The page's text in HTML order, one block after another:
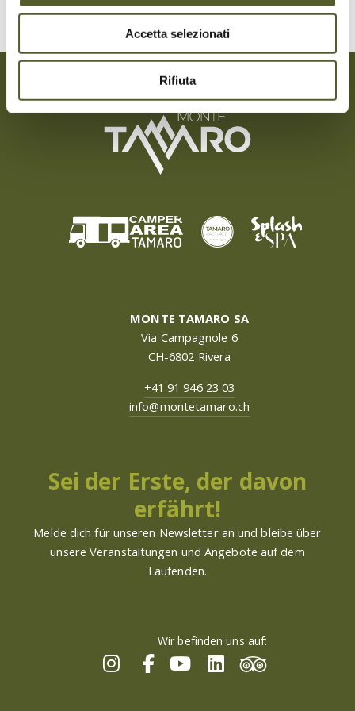
Accetta selezionati
Rifiuta
MONTE TAMARO SA
Via Campagnole 6
CH-6802 Rivera
+41 91 946 23 03
info@montetamaro.ch
Sei der Erste, der davon
erfährt!
Melde dich für unseren Newsletter an und bleibe über
unsere Veranstaltungen und Angebote auf dem
Laufenden.
Wir befinden uns auf: